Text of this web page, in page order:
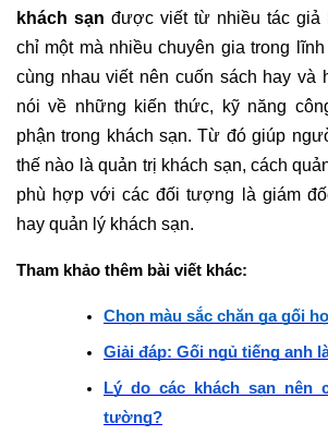
khách sạn được viết từ nhiều tác giả
chỉ một mà nhiều chuyên gia trong
cùng nhau viết nên cuốn sách hay và
nói về những kiến thức, kỹ năng
phận trong khách sạn. Từ đó giúp
thế nào là quản trị khách sạn, cách
phù hợp với các đối tượng là giám
hay quản lý khách sạn.
Tham khảo thêm bài viết khác:
Chọn màu sắc chăn ga gối
Giải đáp: Gối ngủ tiếng anh
Lý do các khách sạn nên
tường?